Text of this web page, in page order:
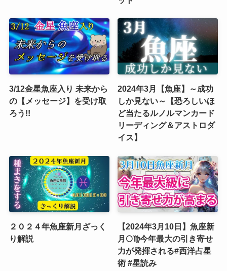
3/12金星魚座入り 未来から
の【メッセージ】を受け取
ろう!!
2024年3月【魚座】～成功
しか見ない～【恐ろしいほ
ど当たるルノルマンカード
リーディング＆アストロダ
イス】
２０２４年魚座新月ざっく
り解説
【2024年3月10日】魚座新
月🌕♍️今年最大の引き寄せ
力が発揮される#西洋占星
術 #星読み